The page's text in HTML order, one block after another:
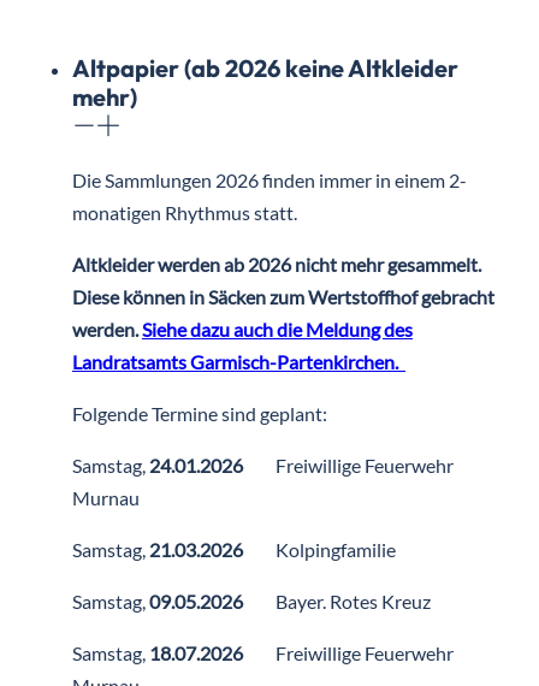
Altpapier (ab 2026 keine Altkleider
mehr)
Die Sammlungen 2026 finden immer in einem 2-
monatigen Rhythmus statt.
Altkleider werden ab 2026 nicht mehr gesammelt.
Diese können in Säcken zum Wertstoffhof gebracht
werden.Siehe dazu auch die Meldung des
Landratsamts Garmisch-Partenkirchen.
Folgende Termine sind geplant:
Samstag, 24.01.2026Freiwillige Feuerwehr
Murnau
Samstag, 21.03.2026Kolpingfamilie
Samstag,09.05.2026Bayer. Rotes Kreuz
Samstag, 18.07.2026Freiwillige Feuerwehr